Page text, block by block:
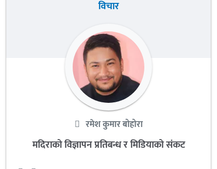
विचार
रमेश कुमार बोहोरा
मदिराको विज्ञापन प्रतिबन्ध र मिडियाको संकट